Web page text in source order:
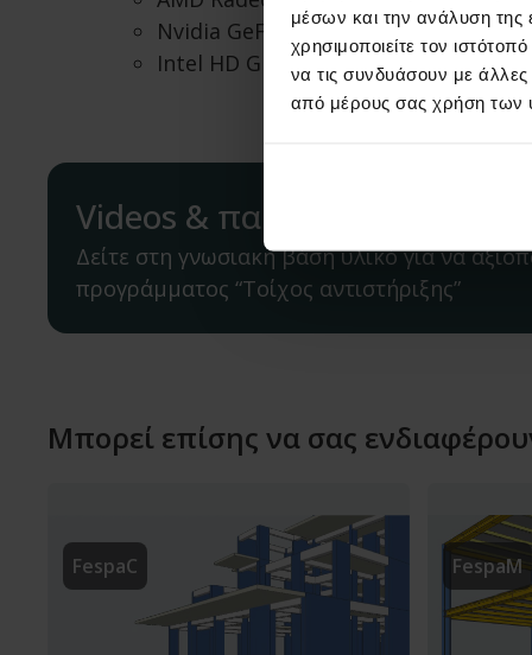
μέσων και την ανάλυση της
χρησιμοποιείτε τον
να τις συνδυάσουν με
από μέρους σας χρήση των
Nvidia GeForce 400 series ή νεότερη
Intel HD Graphics in Intel Haswell
Videos & παραδείγματα για
Δείτε στη γνωσιακή βάση υλικό για να
προγράμματος “Τοίχος αντιστήριξης”
Μπορεί επίσης να σας
FespaC FespaM